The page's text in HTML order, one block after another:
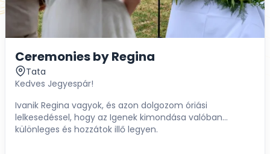
Ceremonies by Regina
Tata
Kedves Jegyespár!
Ivanik Regina vagyok, és azon dolgozom óriási
lelkesedéssel, hogy az Igenek kimondása valóban
különleges és hozzátok illő legyen.